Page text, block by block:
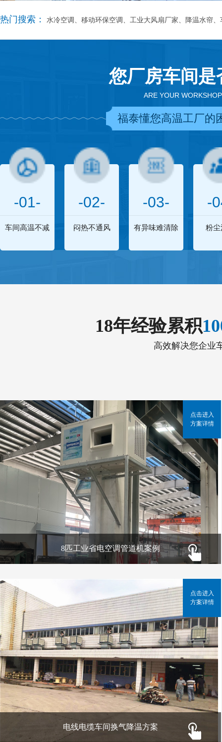
热门搜索： 水冷空调、移动环保空调、工业大风扇厂家、降温水帘
您厂房车间
ARE YOUR
福泰懂您高温工厂的
-01-
车间高温不减
-02-
闷热不通风
-03-
有异味难清除
-
粉尘
18年经验累积
高效解决您企业
8匹工业省电空调管道机案例
点击进入
方案详情
电线电缆车间换气降温方案
点击进入
方案详情